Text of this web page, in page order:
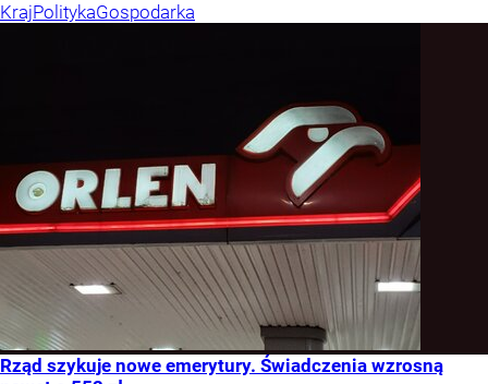
KrajPolitykaGospodarka
Rząd szykuje nowe emerytury. Świadczenia wzrosną